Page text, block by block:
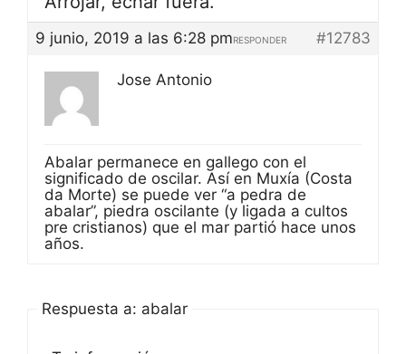
9 junio, 2019 a las 6:28 pm #12783
RESPONDER
Jose Antonio
Abalar permanece en gallego con el
significado de oscilar. Así en Muxía (Costa
da Morte) se puede ver “a pedra de
abalar”, piedra oscilante (y ligada a cultos
pre cristianos) que el mar partió hace unos
años.
Respuesta a: abalar